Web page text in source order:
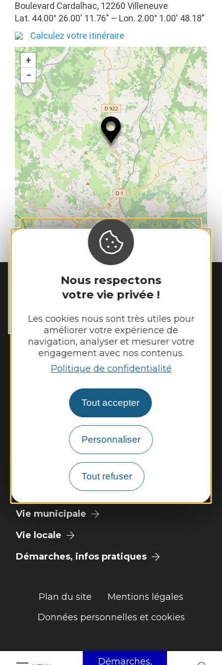
Nous respectons
votre vie privée !
Les cookies nous sont très utiles pour
améliorer votre expérience de
navigation, analyser et mesurer votre
engagement avec nos contenus.
Politique de confidentialité
Tout accepter
Personnaliser
Tout refuser
Démarches,
Boulevard Cardalhac, 12260 Villeneuve
Lat. 44.00° 26.00′ 11.76″ – Lon. 2.00° 1.00′ 48.18″
Calculez votre itinéraire
+
−
Leaflet | Map data © OpenStreetMap contributors
MAIRIE DETOULONJAC
10, rue du Mas Viel
12200 Toulonjac
Tél. :05 65 45 11 97
Horaires d'ouverture :
Fermé au public le lundi
Mardi, mercredi et jeudi : 8h - 12h et 13h30
Vendredi : 9h - 12h et 13h30 - 17h30
Nous contacter
Vie municipale
Vie locale
Démarches, infos pratiques
Plan du site
Mentions légales
Données personnelles et cookies